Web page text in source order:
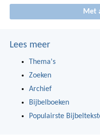
Met
Lees meer
Thema's
Zoeken
Archief
Bijbelboeken
Populairste